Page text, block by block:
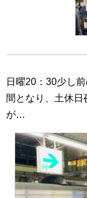
日曜20：30少し
間となり、土休
が…